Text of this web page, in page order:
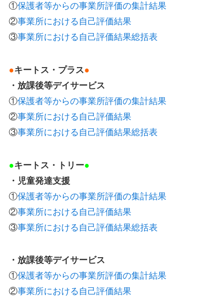
①保護者等からの事業所評価の集計結果
②事業所における自己評価結果
③事業所における自己評価結果総括表
●キートス・プラス●
・放課後等デイサービス
①保護者等からの事業所評価の集計結果
②事業所における自己評価結果
③事業所における自己評価結果総括表
●キートス・トリー●
・児童発達支援
①保護者等からの事業所評価の集計結果
②事業所における自己評価結果
③事業所における自己評価結果総括表
・放課後等デイサービス
①保護者等からの事業所評価の集計結果
②事業所における自己評価結果